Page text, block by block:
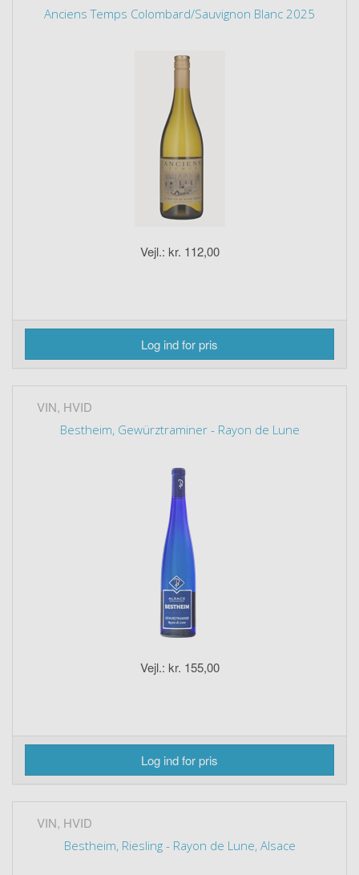
Anciens Temps Colombard/Sauvignon Blanc 2025
Vejl.: kr. 112,00
Log ind for pris
VIN, HVID
Bestheim, Gewürztraminer - Rayon de Lune
Vejl.: kr. 155,00
Log ind for pris
VIN, HVID
Bestheim, Riesling - Rayon de Lune, Alsace